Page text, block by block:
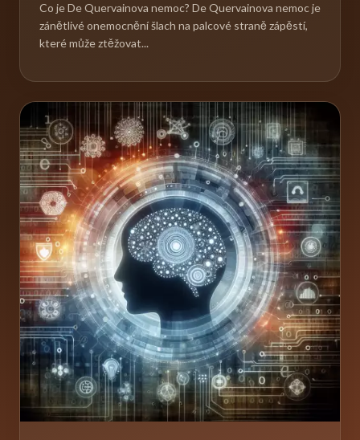
Co je De Quervainova nemoc? De Quervainova nemoc je
zánětlivé onemocnění šlach na palcové straně zápěstí,
které může ztěžovat...